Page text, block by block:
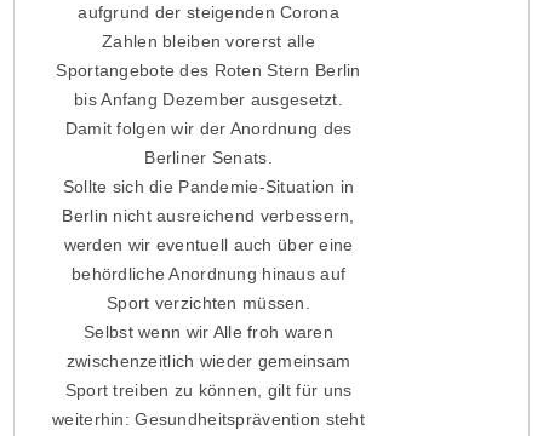
aufgrund der steigenden Corona
Zahlen bleiben vorerst alle
Sportangebote des Roten Stern Berlin
bis Anfang Dezember ausgesetzt.
Damit folgen wir der Anordnung des
Berliner Senats.
Sollte sich die Pandemie-Situation in
Berlin nicht ausreichend verbessern,
werden wir eventuell auch über eine
behördliche Anordnung hinaus auf
Sport verzichten müssen.
Selbst wenn wir Alle froh waren
zwischenzeitlich wieder gemeinsam
Sport treiben zu können, gilt für uns
weiterhin: Gesundheitsprävention steht